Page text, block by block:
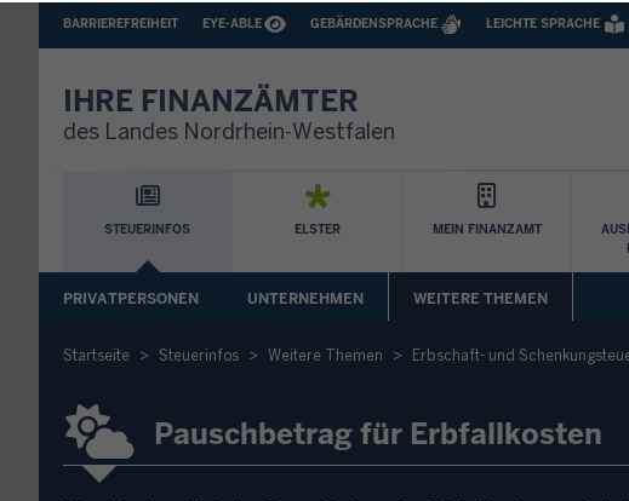
BARRIEREFREIHEIT SPRACHEN
EYE-ABLE GEBÄRDENSPRACHE LEICHTE SPRACHE
IHRE FINANZÄMTER
des Landes Nordrhein-Westfalen
Hauptnavigation
STEUERINFOS ELSTER MEIN FINANZAMT
PRIVATPERSONEN UNTERNEHMEN WEITERE THEMEN
Startseite Steuerinfos Weitere Themen Erbschaft- und
Pauschbetrag für Erbfallkosten